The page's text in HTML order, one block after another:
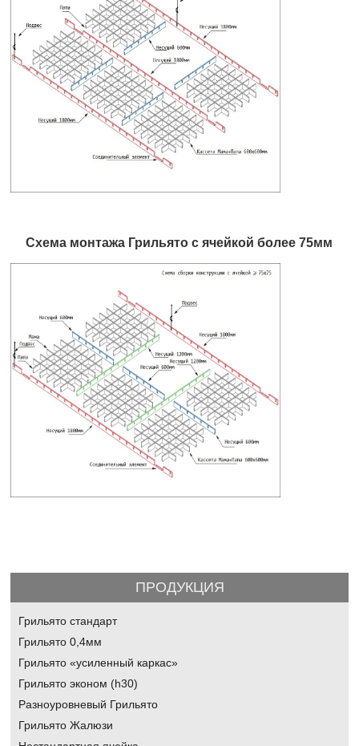
Схема монтажа Грильято с ячейкой более 75мм
ПРОДУКЦИЯ
Грильято стандарт
Грильято 0,4мм
Грильято «усиленный каркас»
Грильято эконом (h30)
Разноуровневый Грильято
Грильято Жалюзи